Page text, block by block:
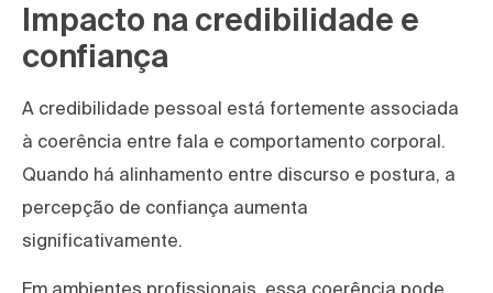
Impacto na credibilidade e
confiança
A credibilidade pessoal está fortemente associada
à coerência entre fala e comportamento corporal.
Quando há alinhamento entre discurso e postura, a
percepção de confiança aumenta
significativamente.
Em ambientes profissionais, essa coerência pode